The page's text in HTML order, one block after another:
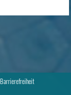
Barrierefreiheit